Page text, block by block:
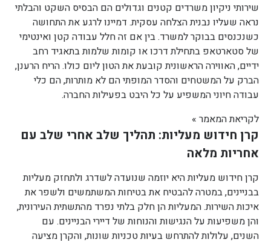
שירותי ניקיון משרדים קטנים וגדולים הם הבסיס השקט והבלתי
נראה שעליו נבנית הצלחה עסקית. דמיינו לרגע את התחושה
כשנכנסים בבוקר למשרד. בין אם זה חלל עבודה קטן ואינטימי
של סטארטאפ בתחילת דרכו או קומות שלמות בתאגיד רחב
ידיים, האווירה הראשונית קובעת את הטון ליום כולו. הריח הרענן,
הברק על המשטחים והסדר המופתי הם לא מותרות, הם כלי
עבודה חיוני המשפיע על כל היבט בפעילות החברה.
לקריאת המאמר »
קרן חידוש מעליות: תהליך שלב אחרי שלב עם
אחריות מלאה
קרן חידוש מעליות היא יוזמה שנועדה לשדרג ולתחזק מעליות
בבניינים, במטרה להבטיח את בטיחות המשתמשים ולשפר את
איכות השירות. המעליות הן חלק בלתי נפרד מהתשתית העירונית,
והן משפיעות על הנגישות והנוחות של דיירי הבניינים. עם
השנים, עלולות להתרחש בעיות טכניות שונות, והקרן מציעה